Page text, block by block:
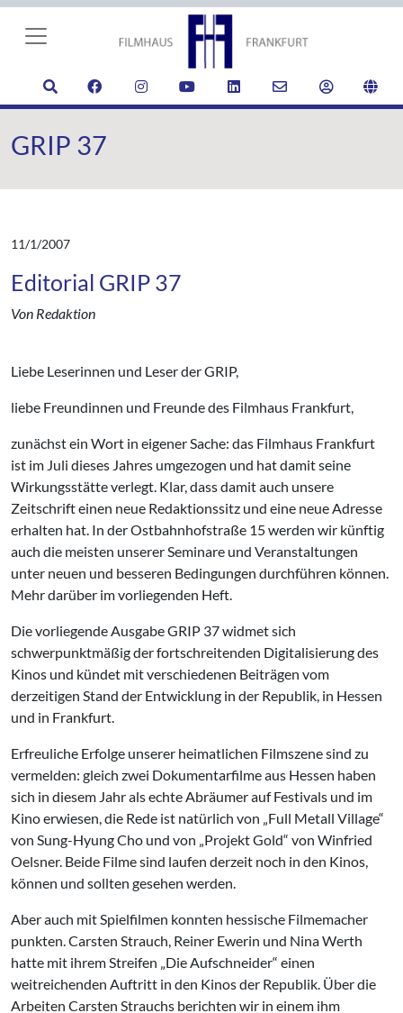
GRIP 37
11/1/2007
Editorial GRIP 37
Von Redaktion
Liebe Leserinnen und Leser der GRIP,
liebe Freundinnen und Freunde des Filmhaus Frankfurt,
zunächst ein Wort in eigener Sache: das Filmhaus Frankfurt
ist im Juli dieses Jahres umgezogen und hat damit seine
Wirkungsstätte verlegt. Klar, dass damit auch unsere
Zeitschrift einen neue Redaktionssitz und eine neue Adresse
erhalten hat. In der Ostbahnhofstraße 15 werden wir künftig
auch die meisten unserer Seminare und Veranstaltungen
unter neuen und besseren Bedingungen durchführen können.
Mehr darüber im vorliegenden Heft.
Die vorliegende Ausgabe GRIP 37 widmet sich
schwerpunktmäßig der fortschreitenden Digitalisierung des
Kinos und kündet mit verschiedenen Beiträgen vom
derzeitigen Stand der Entwicklung in der Republik, in Hessen
und in Frankfurt.
Erfreuliche Erfolge unserer heimatlichen Filmszene sind zu
vermelden: gleich zwei Dokumentarfilme aus Hessen haben
sich in diesem Jahr als echte Abräumer auf Festivals und im
Kino erwiesen, die Rede ist natürlich von „Full Metall Village“
von Sung-Hyung Cho und von „Projekt Gold“ von Winfried
Oelsner. Beide Filme sind laufen derzeit noch in den Kinos,
können und sollten gesehen werden.
Aber auch mit Spielfilmen konnten hessische Filmemacher
punkten. Carsten Strauch, Reiner Ewerin und Nina Werth
hatte mit ihrem Streifen „Die Aufschneider“ einen
weitreichenden Auftritt in den Kinos der Republik. Über die
Arbeiten Carsten Strauchs berichten wir in einem ihm